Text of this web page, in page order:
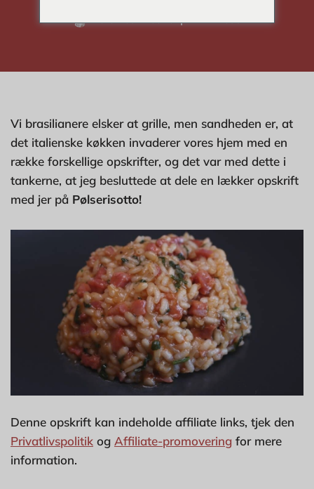
Veronica Ribeiro 4 min read
Vi brasilianere elsker at grille, men sandheden er, at
det italienske køkken invaderer vores hjem med en
række forskellige opskrifter, og det var med dette i
tankerne, at jeg besluttede at dele en lækker opskrift
med jer på Pølserisotto!
Denne opskrift kan indeholde affiliate links, tjek den
Privatlivspolitik og Affiliate-promovering for mere
information.